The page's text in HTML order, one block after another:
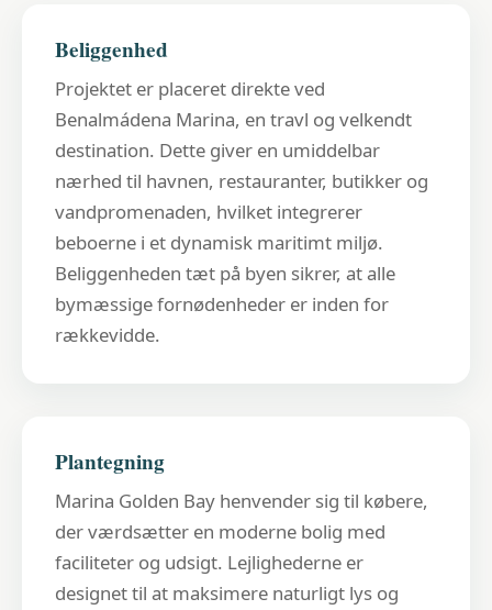
Beliggenhed
Projektet er placeret direkte ved
Benalmádena Marina, en travl og velkendt
destination. Dette giver en umiddelbar
nærhed til havnen, restauranter, butikker og
vandpromenaden, hvilket integrerer
beboerne i et dynamisk maritimt miljø.
Beliggenheden tæt på byen sikrer, at alle
bymæssige fornødenheder er inden for
rækkevidde.
Plantegning
Marina Golden Bay henvender sig til købere,
der værdsætter en moderne bolig med
faciliteter og udsigt. Lejlighederne er
designet til at maksimere naturligt lys og